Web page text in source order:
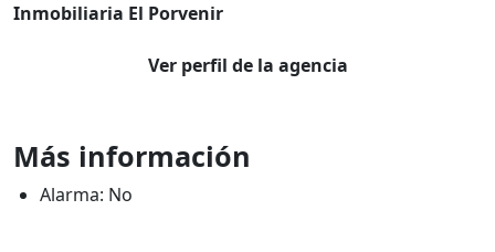
Inmobiliaria El Porvenir
Ver perfil de la agencia
Más información
Alarma: No